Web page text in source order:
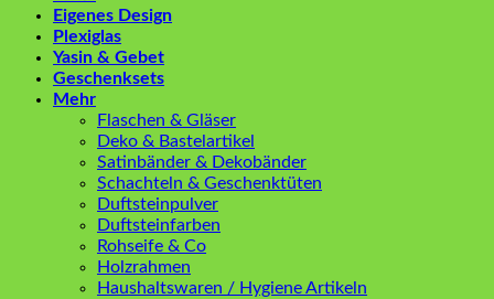
Eigenes Design
Plexiglas
Yasin & Gebet
Geschenksets
Mehr
Flaschen & Gläser
Deko & Bastelartikel
Satinbänder & Dekobänder
Schachteln & Geschenktüten
Duftsteinpulver
Duftsteinfarben
Rohseife & Co
Holzrahmen
Haushaltswaren / Hygiene Artikeln